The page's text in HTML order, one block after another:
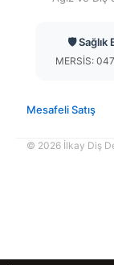
🛡️ Sağlık
MERSİS:
Mesafeli Satış
© 2026 İlkay Diş